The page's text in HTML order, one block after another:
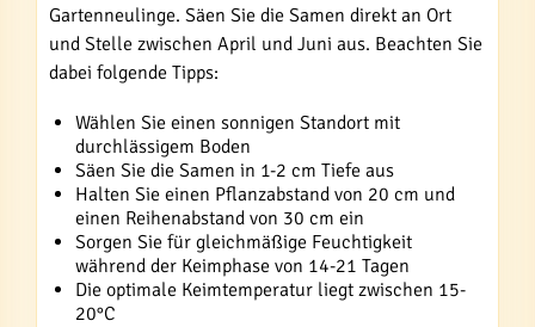
Gartenneulinge. Säen Sie die Samen direkt an Ort
und Stelle zwischen April und Juni aus. Beachten Sie
dabei folgende Tipps:
Wählen Sie einen sonnigen Standort mit
durchlässigem Boden
Säen Sie die Samen in 1-2 cm Tiefe aus
Halten Sie einen Pflanzabstand von 20 cm und
einen Reihenabstand von 30 cm ein
Sorgen Sie für gleichmäßige Feuchtigkeit
während der Keimphase von 14-21 Tagen
Die optimale Keimtemperatur liegt zwischen 15-
20°C